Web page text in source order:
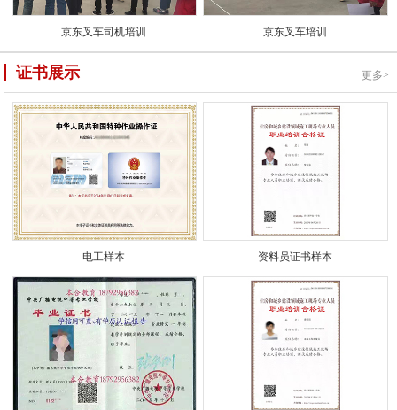
京东叉车司机培训 京东叉车培训
证书展示 更多>
电工样本 资料员证书样本